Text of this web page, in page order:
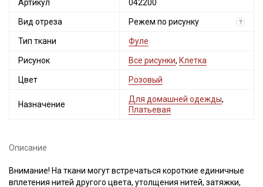
Артикул 042200
Вид отреза Режем по рисунку ?
Тип ткани Фуле
Рисунок Все рисунки, Клетка
Цвет Розовый
Назначение
Для домашней одежды,
Платьевая
Описание
Внимание! На ткани могут встречаться короткие единичные
вплетения нитей другого цвета, утолщения нитей, затяжки,